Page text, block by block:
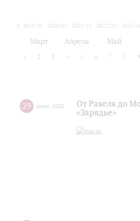
2019/20 2020/21 2021/22 2022/23
2023/
Март Апрель Май
2 3 4 5 6 7 8 9
29 июня 2026
От Равеля до
«Зарядье»